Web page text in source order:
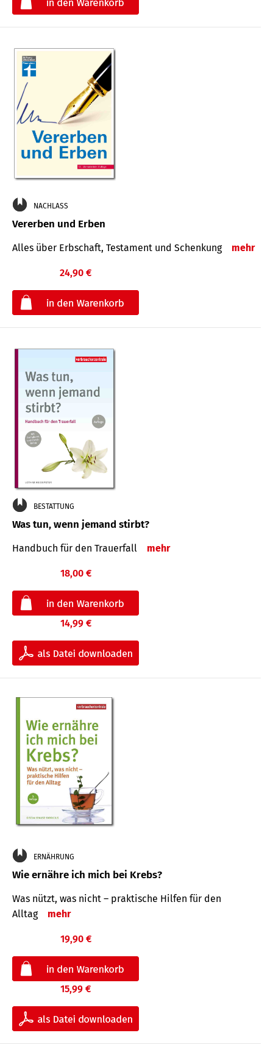
NACHLASS
Vererben und Erben
Alles über Erbschaft, Testament und Schenkung mehr
24,90 €
BESTATTUNG
Was tun, wenn jemand stirbt?
Handbuch für den Trauerfall mehr
18,00 €
14,99 €
ERNÄHRUNG
Wie ernähre ich mich bei Krebs?
Was nützt, was nicht – praktische Hilfen für den
Alltag
mehr
19,90 €
15,99 €